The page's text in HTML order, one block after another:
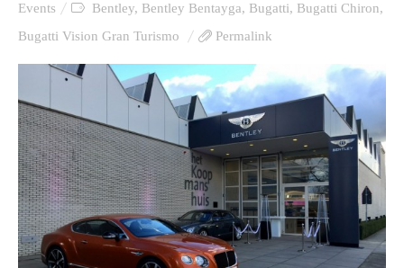
Events
Bentley, Bentley Bentayga, Bugatti, Bugatti Chiron,
Bugatti Vision Gran Turismo
Permalink